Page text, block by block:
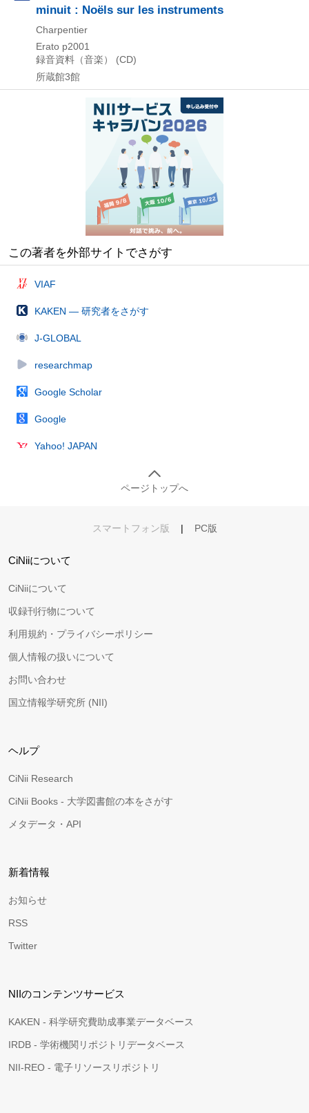
minuit : Noëls sur les instruments
Charpentier
Erato p2001
録音資料（音楽） (CD)
所蔵館3館
この著者を外部サイトでさがす
VIAF
KAKEN — 研究者をさがす
J-GLOBAL
researchmap
Google Scholar
Google
Yahoo! JAPAN
ページトップへ
スマートフォン版 | PC版
CiNiiについて
CiNiiについて
収録刊行物について
利用規約・プライバシーポリシー
個人情報の扱いについて
お問い合わせ
国立情報学研究所 (NII)
ヘルプ
CiNii Research
CiNii Books - 大学図書館の本をさがす
メタデータ・API
新着情報
お知らせ
RSS
Twitter
NIIのコンテンツサービス
KAKEN - 科学研究費助成事業データベース
IRDB - 学術機関リポジトリデータベース
NII-REO - 電子リソースリポジトリ